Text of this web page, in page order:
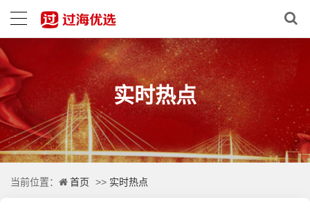
实时热点
当前位置： 首页 >> 实时热点